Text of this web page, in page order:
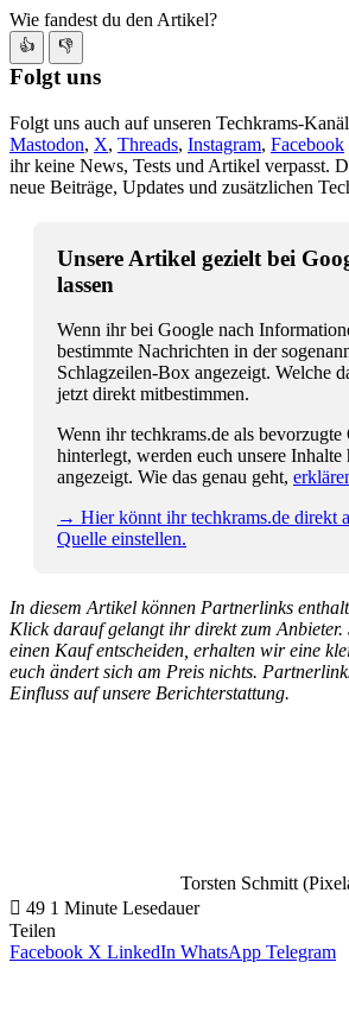
Wie fandest du den Artikel?
👍 👎
Folgt uns
Folgt uns auch auf unseren Techkrams-
Mastodon, X, Threads, Instagram, Facebook
ihr keine News, Tests und Artikel verpasst.
neue Beiträge, Updates und zusätzlichen
Unsere Artikel gezielt bei
lassen
Wenn ihr bei Google nach
bestimmte Nachrichten in der
Schlagzeilen-Box angezeigt. Welche
jetzt direkt mitbestimmen.
Wenn ihr techkrams.de als bevorzugte
hinterlegt, werden euch unsere Inhalte
angezeigt. Wie das genau geht,
→ Hier könnt ihr techkrams.de direkt
Quelle einstellen.
In diesem Artikel können Partnerlinks
Klick darauf gelangt ihr direkt zum
einen Kauf entscheiden, erhalten wir eine
euch ändert sich am Preis nichts.
Einfluss auf unsere Berichterstattung.
Torsten Schmitt
49 1 Minute Lesedauer
Teilen
Facebook X LinkedIn WhatsApp Telegram